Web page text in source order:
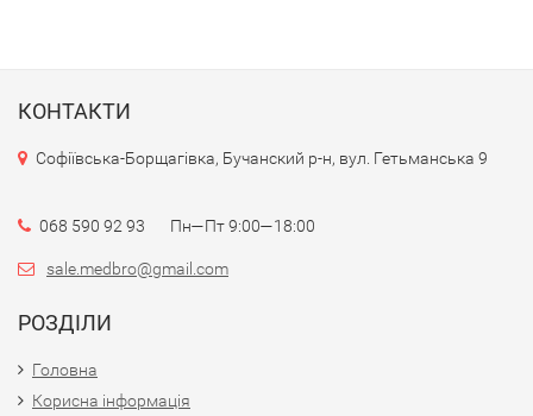
КОНТАКТИ
Софіївська-Борщагівка, Бучанский р-н, вул. Гетьманська 9
068 590 92 93 Пн—Пт 9:00—18:00
sale.medbro@gmail.com
РОЗДІЛИ
Головна
Корисна інформація